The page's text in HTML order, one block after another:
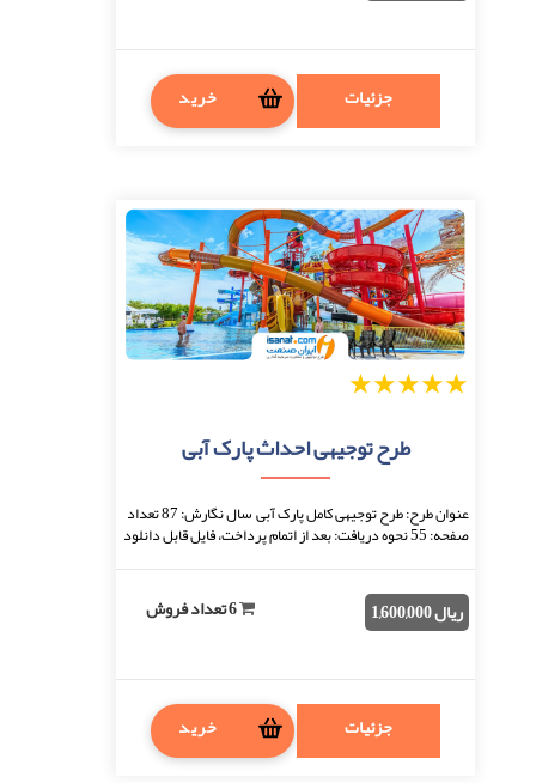
جزئیات خرید
5
4
3
2
طرح توجیهی احداث پارک آبی
عنوان طرح: طرح توجیهی کامل پارک آبی سال نگارش: 87 تعداد
صفحه: 55 نحوه دریافت: بعد از اتمام پرداخت، فایل قابل دانلود
ریال 1,600,000
جزئیات خرید